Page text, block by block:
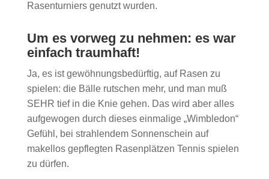
Rasenturniers genutzt wurden.
Um es vorweg zu nehmen: es war
einfach traumhaft!
Ja, es ist gewöhnungsbedürftig, auf Rasen zu
spielen: die Bälle rutschen mehr, und man muß
SEHR tief in die Knie gehen. Das wird aber alles
aufgewogen durch dieses einmalige „Wimbledon“
Gefühl, bei strahlendem Sonnenschein auf
makellos gepflegten Rasenplätzen Tennis spielen
zu dürfen.